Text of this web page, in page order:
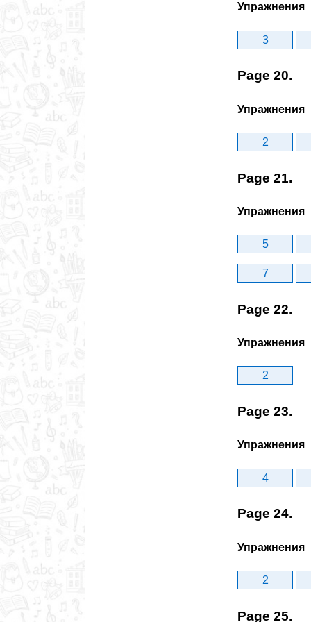
Упражнения
3
Page 20.
Упражнения
2
Page 21.
Упражнения
5
7
Page 22.
Упражнения
2
Page 23.
Упражнения
4
Page 24.
Упражнения
2
Page 25.